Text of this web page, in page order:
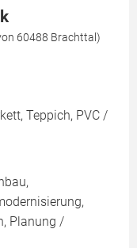
60488 Brachttal)
Teppich, PVC /
Planung /